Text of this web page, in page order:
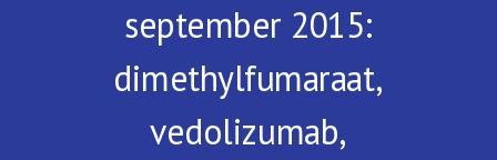
september 2015:
dimethylfumaraat,
vedolizumab,